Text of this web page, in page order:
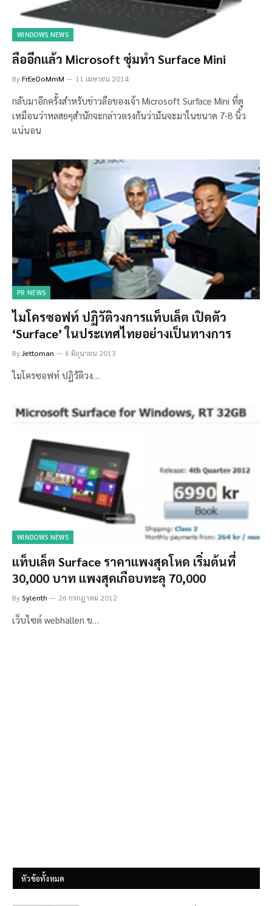
WINDOWS NEWS
ลืออีกแล้ว Microsoft ซุ่มทำ Surface Mini
ByFrEeDoMmM 11 เมษายน 2014
กลับมาอีกครั้งสำหรับข่าวลือของเจ้า Microsoft Surface Mini ที่ดู
เหมือนว่าหลสยๆสำนักจะกล่าวตรงกันว่ามันจะมาในขนาด 7-8 นิ้ว
แน่นอน
PR NEWS
ไมโครซอฟท์ ปฏิวัติวงการแท็บเล็ต เปิดตัว
‘Surface’ ในประเทศไทยอย่างเป็นทางการ
ByJettoman 6 มิถุนายน 2013
ไมโครซอฟท์ ปฏิวัติวง…
WINDOWS NEWS
เเท็บเล็ต Surface ราคาเเพงสุดโหด เริ่มต้นที่
30,000 บาท เเพงสุดเกือบทะลุ 70,000
BySylenth 26 กรกฎาคม 2012
เว็บไซต์ webhallen ข…
หัวข้อทั้งหมด